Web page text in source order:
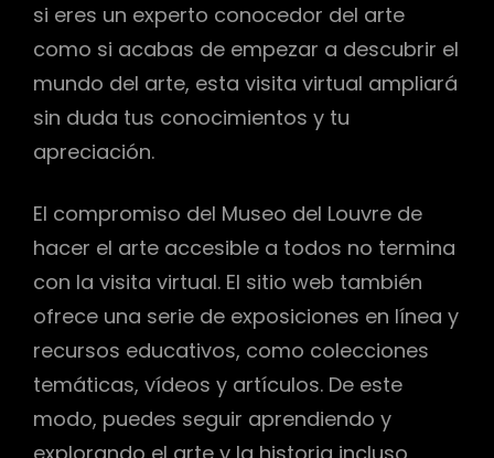
si eres un experto conocedor del arte
como si acabas de empezar a descubrir el
mundo del arte, esta visita virtual ampliará
sin duda tus conocimientos y tu
apreciación.
El compromiso del Museo del Louvre de
hacer el arte accesible a todos no termina
con la visita virtual. El sitio web también
ofrece una serie de exposiciones en línea y
recursos educativos, como colecciones
temáticas, vídeos y artículos. De este
modo, puedes seguir aprendiendo y